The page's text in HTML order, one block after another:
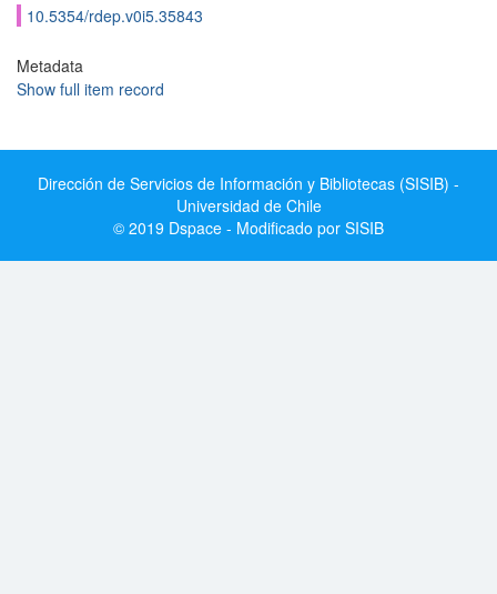
10.5354/rdep.v0i5.35843
Metadata
Show full item record
Dirección de Servicios de Información y Bibliotecas (SISIB) -
Universidad de Chile
© 2019 Dspace - Modificado por SISIB